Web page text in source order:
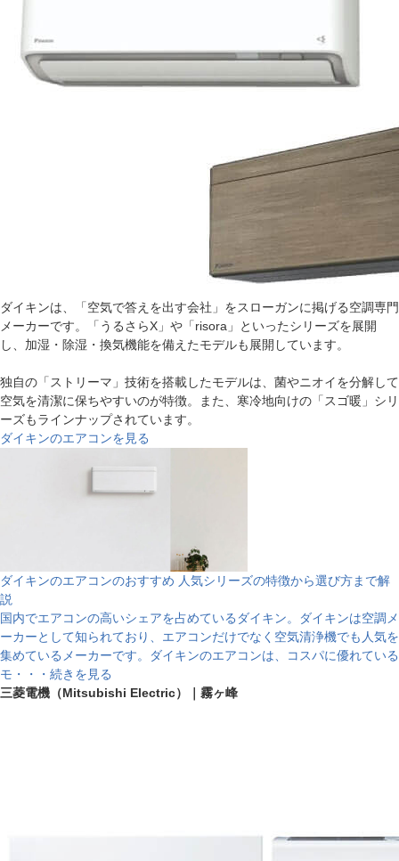
ダイキンは、「空気で答えを出す会社」をスローガンに掲げる空調専門
メーカーです。「うるさらX」や「risora」といったシリーズを展開
し、加湿・除湿・換気機能を備えたモデルも展開しています。
独自の「ストリーマ」技術を搭載したモデルは、菌やニオイを分解して
空気を清潔に保ちやすいのが特徴。また、寒冷地向けの「スゴ暖」シリ
ーズもラインナップされています。
ダイキンのエアコンを見る
ダイキンのエアコンのおすすめ 人気シリーズの特徴から選び方まで解
説
国内でエアコンの高いシェアを占めているダイキン。ダイキンは空調メ
ーカーとして知られており、エアコンだけでなく空気清浄機でも人気を
集めているメーカーです。ダイキンのエアコンは、コスパに優れている
モ・・・続きを見る
三菱電機（Mitsubishi Electric）｜霧ヶ峰